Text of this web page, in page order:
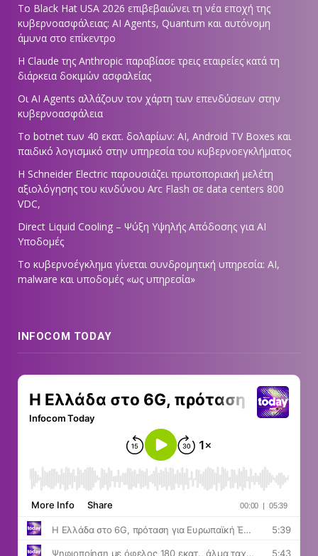
Το Black Hat USA 2026 επιβεβαιώνει τη νέα εποχή της
κυβερνοασφάλειας: AI Agents, Quantum και αυτόνομη
άμυνα στο επίκεντρο
Η Claude της Anthropic παραβίασε τρεις εταιρείες κατά τη
διάρκεια δοκιμών ασφαλείας
Οι AI Agents αλλάζουν τον χάρτη των επενδύσεων στην
κυβερνοασφάλεια
Το botnet των 40 εκατ. δολαρίων: AI, Android TV Boxes και
παιδικό λογισμικό στην υπηρεσία του κυβερνοεγκλήματος
Η Schneider Electric παρουσιάζει πρωτοποριακή μελέτη
αξιολόγησης του κινδύνου Arc Flash σε data centers 800
VDC,
Direct Liquid Cooling – Ψύξη Υψηλής Απόδοσης για AI
Υποδομές
Το κυβερνοέγκλημα γίνεται συνδρομητική υπηρεσία: AI,
malware και υποδομές «ως υπηρεσία»
INFOCOM TODAY